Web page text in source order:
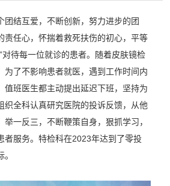
结互爱，不断创新，努力进步的团
责任心，怀揣着救死扶伤的初心，平等
对待每一位就诊的患者。随着皮肤镜检
为了不影响患者就医，遇到工作时间内
值班医生都主动提出延迟下班，坚持为
织全科认真研究医院的投诉反馈，从他
一反三，不断鞭策自身，狠抓学习，
者服务。特检科在2023年达到了零投